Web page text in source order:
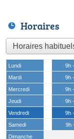
Horaires
Lundi 9h
Mardi
9h
Mercredi
9h
Jeudi
9h
Vendredi
9h
Samedi
9h
Dimanche